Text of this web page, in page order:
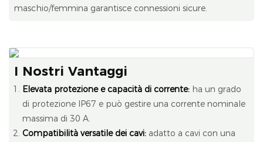
maschio/femmina garantisce connessioni sicure.
I Nostri Vantaggi
Elevata protezione e capacità di corrente:ha un grado
di protezione IP67 e può gestire una corrente nominale
massima di 30 A.
Compatibilità versatile dei cavi:adatto a cavi con una